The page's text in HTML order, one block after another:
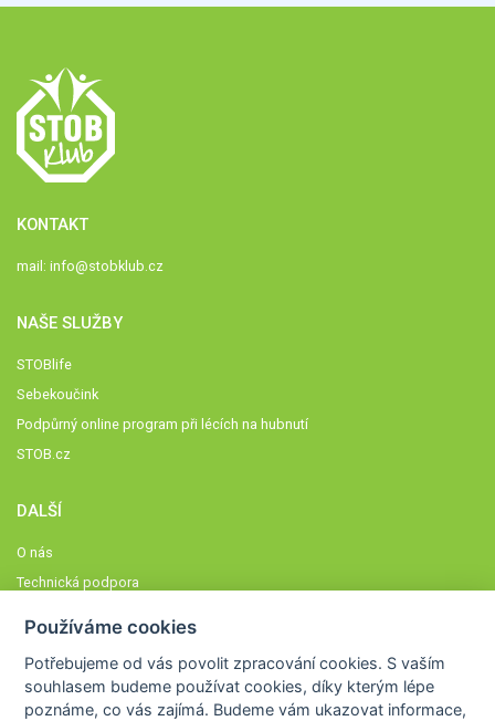
KONTAKT
mail: info@stobklub.cz
NAŠE SLUŽBY
STOBlife
Sebekoučink
Podpůrný online program při lécích na hubnutí
STOB.cz
DALŠÍ
O nás
Technická podpora
Členové STOBklubu
Zásady nakládání s osobními údaji
Používáme cookies
Potřebujeme od vás povolit zpracování cookies. S vaším
souhlasem budeme používat cookies, díky kterým lépe
poznáme,co vás zajímá. Budeme vám ukazovat informace,